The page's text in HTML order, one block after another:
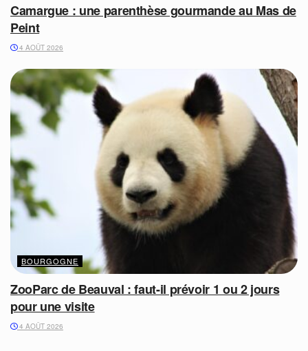
Camargue : une parenthèse gourmande au Mas de
Peint
4 AOÛT 2026
BOURGOGNE
ZooParc de Beauval : faut-il prévoir 1 ou 2 jours
pour une visite
4 AOÛT 2026